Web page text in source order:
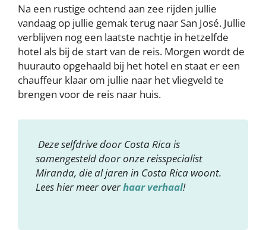
Na een rustige ochtend aan zee rijden jullie
vandaag op jullie gemak terug naar San José. Jullie
verblijven nog een laatste nachtje in hetzelfde
hotel als bij de start van de reis. Morgen wordt de
huurauto opgehaald bij het hotel en staat er een
chauffeur klaar om jullie naar het vliegveld te
brengen voor de reis naar huis.
Deze selfdrive door Costa Rica is
samengesteld door onze reisspecialist
Miranda, die al jaren in Costa Rica woont.
Lees hier meer overhaar verhaal!